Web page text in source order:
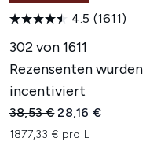
4.5 (1611)
302 von 1611
Rezensenten wurden
incentiviert
Unverbindliche
38,53 €Aktueller Preis:
28,16 €
1877,33 € pro L